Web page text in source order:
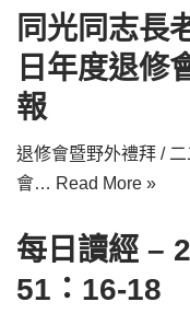
同光同志長
日年度退修
報
退修會暨野外禮拜 /
會… Read More »
每日讀經 –
51：16-18